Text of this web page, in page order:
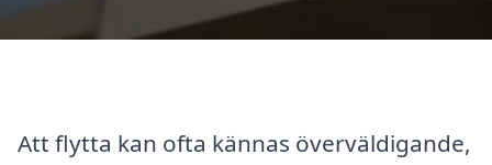
Att flytta kan ofta kännas överväldigande,